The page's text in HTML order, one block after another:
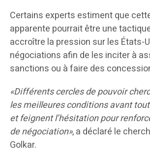
Certains experts estiment que
apparente pourrait être une
accroître la pression sur les États-
négociations afin de les inciter à
sanctions ou à faire des
«Différents cercles de pouvoir
les meilleures conditions avant
et feignent l’hésitation pour
de négociation», a déclaré le
Golkar.